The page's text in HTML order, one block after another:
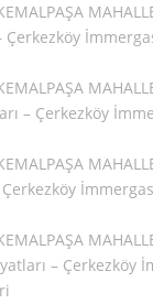
– Çerkezköy
– Çerkezköy